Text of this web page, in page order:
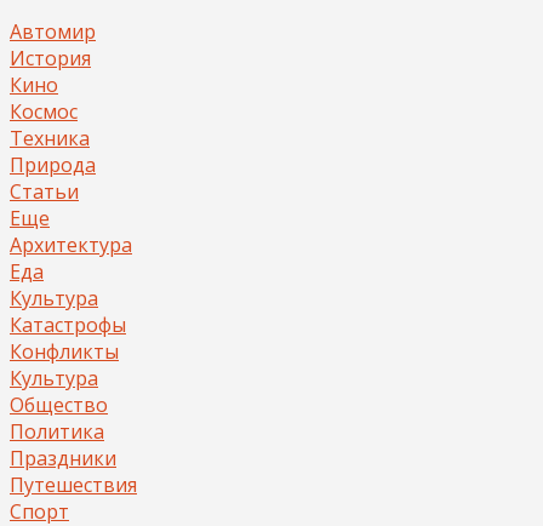
Автомир
История
Кино
Космос
Техника
Природа
Статьи
Еще
Архитектура
Еда
Культура
Катастрофы
Конфликты
Культура
Общество
Политика
Праздники
Путешествия
Спорт